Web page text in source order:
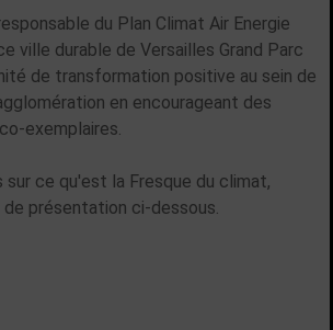
du Plan Climat Air Energie
ville durable de Versailles Grand Parc
de transformation positive au sein de
en encourageant des
exemplaires.
sur ce qu'est la Fresque du climat,
présentation ci-dessous.